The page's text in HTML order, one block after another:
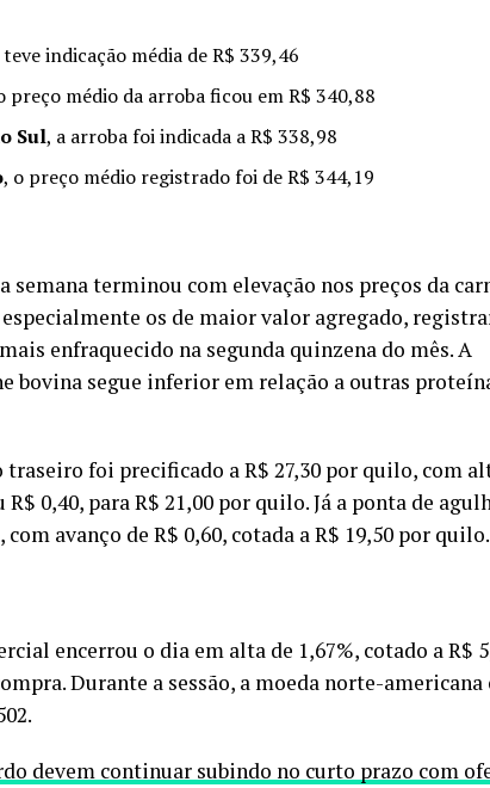
indicação média de R$ 339,46
preço médio da arroba ficou em R$ 340,88
Sul, a arroba foi indicada a R$ 338,98
, o preço médio registrado foi de R$ 344,19
semana terminou com elevação nos preços da
especialmente os de maior valor agregado,
enfraquecido na segunda quinzena do mês. A
bovina segue inferior em relação a outras
foi precificado a R$ 27,30 por quilo, com
0,40, para R$ 21,00 por quilo. Já a ponta de
avanço de R$ 0,60, cotada a R$ 19,50 por quilo.
encerrou o dia em alta de 1,67%, cotado a R$
Durante a sessão, a moeda norte-
devem continuar subindo no curto prazo com